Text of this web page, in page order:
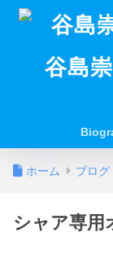
谷島
ホーム ブログ
シャア専用